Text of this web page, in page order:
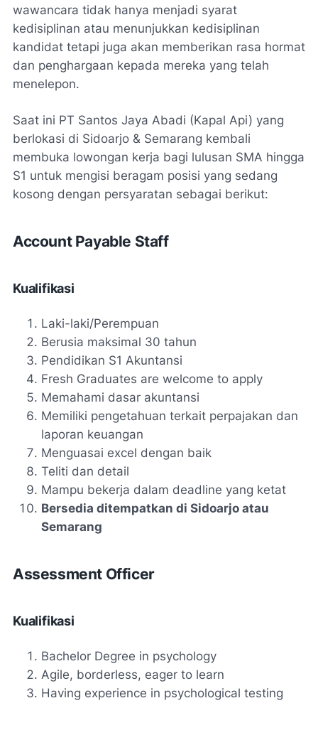
wawancara tidak hanya menjadi syarat
kedisiplinan atau menunjukkan kedisiplinan
kandidat tetapi juga akan memberikan rasa hormat
dan penghargaan kepada mereka yang telah
menelepon.
Saat ini PT Santos Jaya Abadi (Kapal Api) yang
berlokasi di Sidoarjo & Semarang kembali
membuka lowongan kerja bagi lulusan SMA hingga
S1 untuk mengisi beragam posisi yang sedang
kosong dengan persyaratan sebagai berikut:
Account Payable Staff
Kualifikasi
Laki-laki/Perempuan
Berusia maksimal 30 tahun
Pendidikan S1 Akuntansi
Fresh Graduates are welcome to apply
Memahami dasar akuntansi
Memiliki pengetahuan terkait perpajakan dan
laporan keuangan
Menguasai excel dengan baik
Teliti dan detail
Mampu bekerja dalam deadline yang ketat
Bersedia ditempatkan di Sidoarjo atau
Semarang
Assessment Officer
Kualifikasi
Bachelor Degree in psychology
Agile, borderless, eager to learn
Having experience in psychological testing